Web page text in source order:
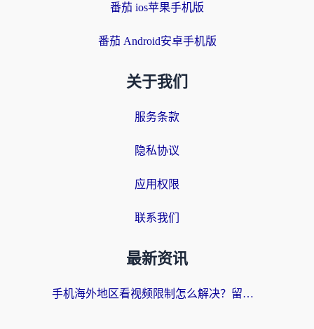
番茄 ios苹果手机版
番茄 Android安卓手机版
关于我们
服务条款
隐私协议
应用权限
联系我们
最新资讯
手机海外地区看视频限制怎么解决？留学生亲测有效的回国加速器指南